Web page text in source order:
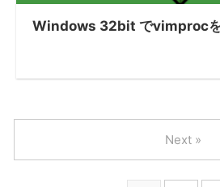
Windows 32bit でvimprocを
Next »